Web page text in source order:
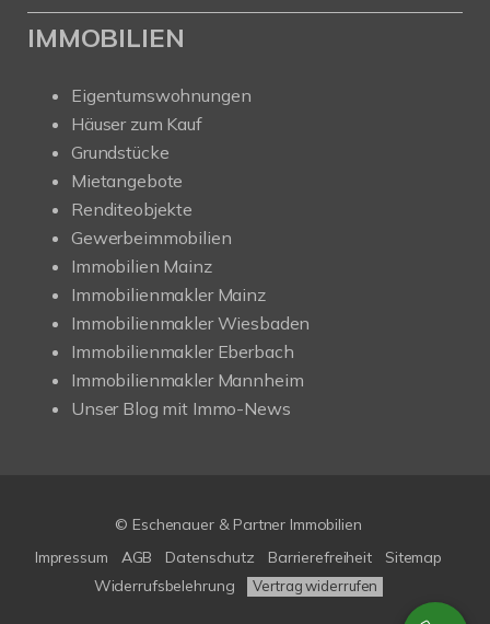
IMMOBILIEN
Eigentumswohnungen
Häuser zum Kauf
Grundstücke
Mietangebote
Renditeobjekte
Gewerbeimmobilien
Immobilien Mainz
Immobilienmakler Mainz
Immobilienmakler Wiesbaden
Immobilienmakler Eberbach
Immobilienmakler Mannheim
Unser Blog mit Immo-News
© Eschenauer & Partner Immobilien
Impressum
AGB Datenschutz Barrierefreiheit
Sitemap
Widerrufsbelehrung
Vertrag widerrufen